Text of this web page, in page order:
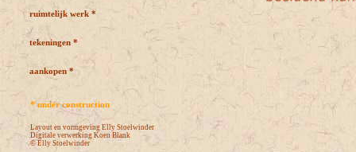
ruimtelijk werk *
tekeningen *
aankopen *
* under construction
Layout en vormgeving Elly Stoelwinder
Digitale verwerking Koen Blank
© Elly Stoelwinder